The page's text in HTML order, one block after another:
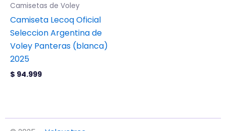
Camisetas de Voley
Camiseta Lecoq Oficial
Seleccion Argentina de
Voley Panteras (blanca)
2025
$ 94.999
pueden
elegir
en
la
página
de